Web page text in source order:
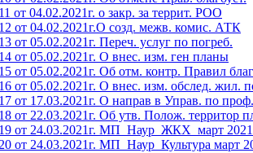
от 04.02.2021г. о закр. за террит. РОО
от 04.02.2021г.О созд. межв. комис. АТК
от 05.02.2021г. Переч. услуг по погреб.
от 05.02.2021г. О внес. изм. ген планы
от 05.02.2021г. Об отм. контр. Правил
от 05.02.2021г. О внес. изм. обслед. жил.
от 17.03.2021г. О направ в Управ. по
от 22.03.2021г. Об утв. Полож. территор
от 24.03.2021г. МП_Наур_ЖКХ_март 2021
от 24.03.2021г. МП_Наур_Культура март